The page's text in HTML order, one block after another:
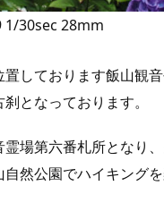
1/30sec 28mm
しております飯山観
となっております。
場第六番札所となり
然公園でハイキング